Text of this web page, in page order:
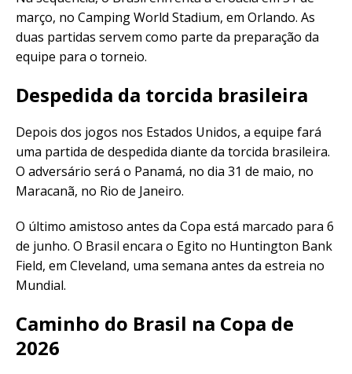
março, no Camping World Stadium, em Orlando. As
duas partidas servem como parte da preparação da
equipe para o torneio.
Despedida da torcida brasileira
Depois dos jogos nos Estados Unidos, a equipe fará
uma partida de despedida diante da torcida brasileira.
O adversário será o Panamá, no dia 31 de maio, no
Maracanã, no Rio de Janeiro.
O último amistoso antes da Copa está marcado para 6
de junho. O Brasil encara o Egito no Huntington Bank
Field, em Cleveland, uma semana antes da estreia no
Mundial.
Caminho do Brasil na Copa de
2026